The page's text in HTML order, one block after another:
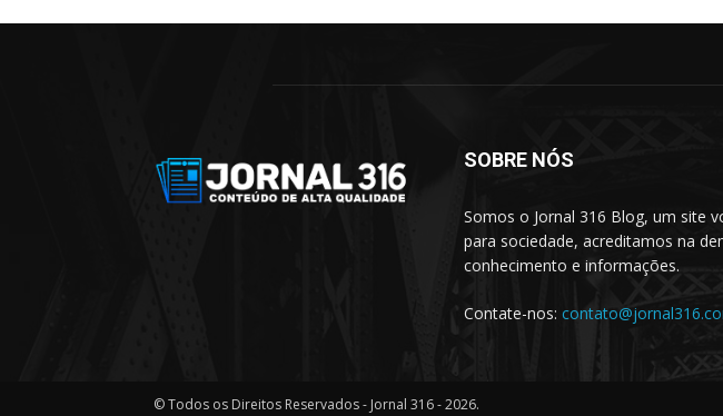
SOBRE NÓS
Somos o Jornal 316 Blog, um site
para sociedade, acreditamos na
conhecimento e informações.
Contate-nos:
© Todos os Direitos Reservados - Jornal 316 - 2026.